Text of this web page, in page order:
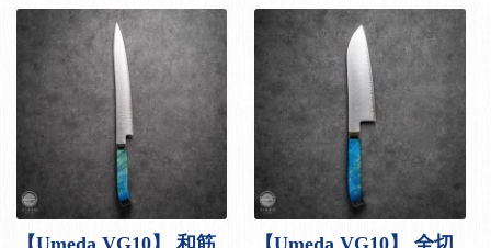
【Umeda VG10】 和筋 【Umeda VG10】 全切